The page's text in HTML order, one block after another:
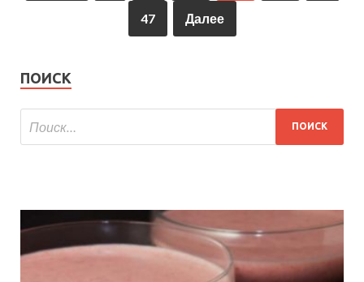
47 Далее
ПОИСК